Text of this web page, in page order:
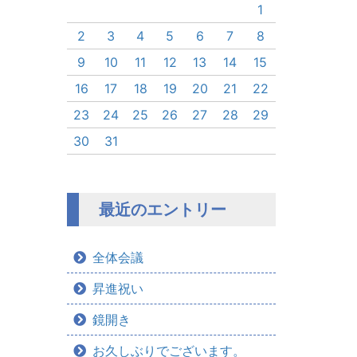
1
2
3 4 5 6 7
8
9
10 11 12 13 14
15
16
17 18 19 20 21
22
23
24 25 26 27 28
29
30
31
最近のエントリー
全体会議
昇進祝い
鏡開き
お久しぶりでございます。